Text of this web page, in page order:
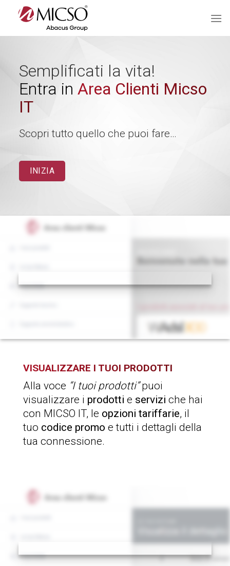
Semplificati la vita!
Entra inArea Clienti Micso
IT
Scopri tutto quello che puoi fare…
INIZIA
VISUALIZZARE I TUOI PRODOTTI
Alla voce “I tuoi prodotti”puoi
visualizzare i prodotti e servizi che hai
con MICSO IT, le opzioni tariffarie, il
tuo codice promo e tutti i dettagli della
tua connessione.